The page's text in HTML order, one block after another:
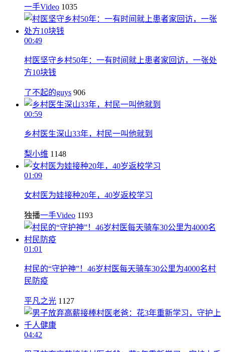
一手Video 1035
00:49
村医坚守乡村50年：一有时间就上患者家回访，一张处
方10块钱
了不起的guys 906
00:59
乡村医生深山33年，村民一叫他就到
梨小维 1148
01:09
女村医为娃接种20年，40岁返校学习
独播一手Video 1193
01:01
村民的“守护神”！46岁村医每天骑车30公里为4000名村
民防疫
平凡之光 1127
04:42